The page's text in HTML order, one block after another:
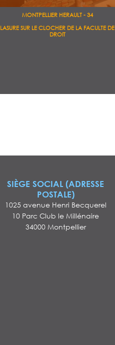
MONTPELLIER HERAULT - 34
LASURE SUR LE CLOCHER DE LA FACULTE DE
DROIT
SIÈGE SOCIAL (ADRESSE
POSTALE)
1025 avenue Henri Becquerel
10 Parc Club le Millénaire
34000 Montpellier